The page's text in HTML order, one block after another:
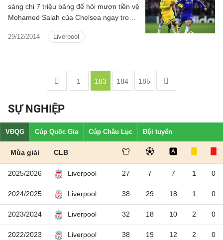
29/12/2014 Liverpool
sàng chi 7 triệu bảng để hỏi mượn tiền vệ
Mohamed Salah của Chelsea ngay trong
1 183 184 185
SỰ NGHIỆP
VĐQG Cúp Quốc Gia Cúp Châu Lục Đội tuyển
Mùa giải CLB
2025/2026 Liverpool 27 7 7 1 0
2024/2025 Liverpool 38 29 18 1 0
2023/2024 Liverpool 32 18 10 2 0
2022/2023 Liverpool 38 19 12 2 0